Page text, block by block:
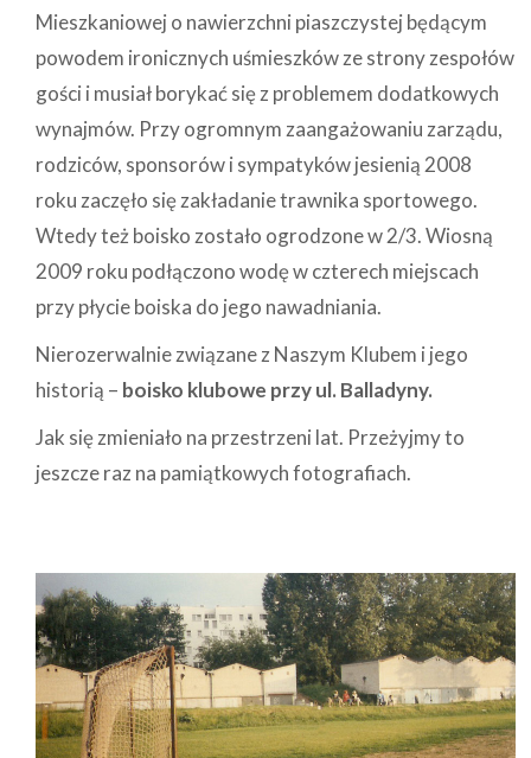
Mieszkaniowej o nawierzchni piaszczystej będącym
powodem ironicznych uśmieszków ze strony zespołów
gości i musiał borykać się z problemem dodatkowych
wynajmów. Przy ogromnym zaangażowaniu zarządu,
rodziców, sponsorów i sympatyków jesienią 2008
roku zaczęło się zakładanie trawnika sportowego.
Wtedy też boisko zostało ogrodzone w 2/3. Wiosną
2009 roku podłączono wodę w czterech miejscach
przy płycie boiska do jego nawadniania.
Nierozerwalnie związane z Naszym Klubem i jego
historią – boisko klubowe przy ul. Balladyny.
Jak się zmieniało na przestrzeni lat. Przeżyjmy to
jeszcze raz na pamiątkowych fotografiach.